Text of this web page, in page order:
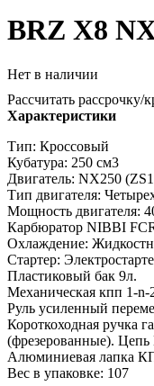
BRZ X8
Нет в наличии
Рассчитать рассрочку/
Характеристики
Тип: Кроссовый
Кубатура: 250 см3
Двигатель: NX250
Тип двигателя:
Мощность двигателя:
Карбюратор NIBBI
Охлаждение:
Стартер:
Пластиковый бак 9л.
Механическая кпп 1-n-
Руль усиленный
Короткоходная ручка
(фрезерованные).
Алюминиевая лапка
Вес в упаковке: 107